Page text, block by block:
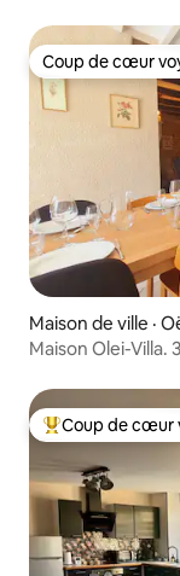
Coup de cœur
Coup de cœur
Maison de ville ·
Maison Olei-Villa.
Coup de cœur
Coup de cœur